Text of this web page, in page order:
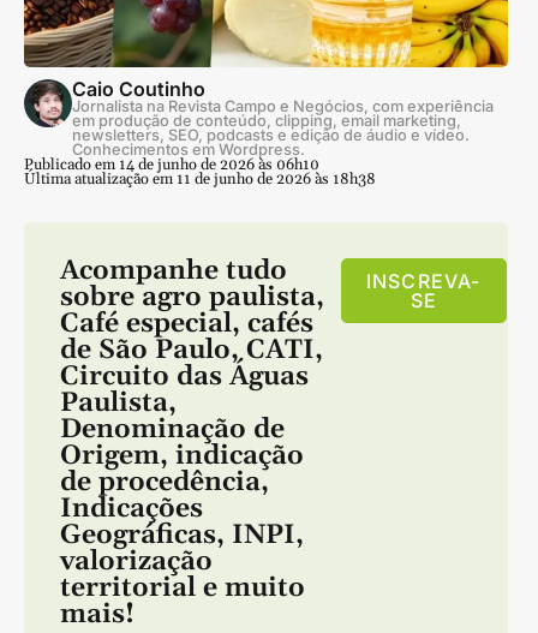
Caio Coutinho
Jornalista na Revista Campo e Negócios, com experiência
em produção de conteúdo, clipping, email marketing,
newsletters, SEO, podcasts e edição de áudio e vídeo.
Conhecimentos em Wordpress.
Publicado em 14 de junho de 2026 às 06h10
Última atualização em 11 de junho de 2026 às 18h38
Acompanhe tudo
sobre agro paulista,
Café especial, cafés
de São Paulo,CATI,
Circuito das Águas
Paulista,
Denominação de
Origem, indicação
de procedência,
Indicações
Geográficas, INPI,
valorização
territorial e muito
mais!
INSCREVA-
SE